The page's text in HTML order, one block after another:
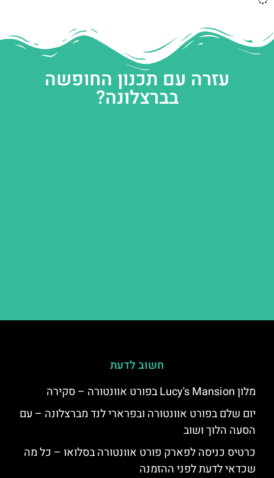
עזרה עם תכנון החופשה
בברצלונה?
חשוב לדעת
מלון Lucy's Mansion בפורט אוונטורה – סקירה
יום שלם בפורט אוונטורה ובפרארי לנד מברצלונה – עם
הסעה הלוך ושוב
כרטיס כניסה לפארק פורט אוונטורה בסלואו – כל מה
שכדאי לדעת לפני ההזמנה